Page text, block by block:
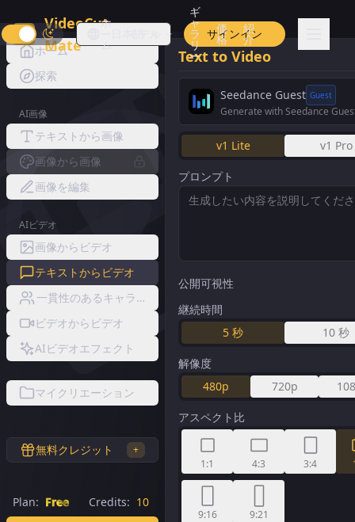
VideoCut
Mate
ホ
ム
ギ
ャ
ラ
リ
ー
価
格
紹
介
サインイン
ホーム
探索
AI画像
テキストから画像
画像から画像
画像を編集
AIビデオ
画像からビデオ
テキストからビデオ
一貫性のあるキャラクタービデオ
ビデオからビデオ
AIビデオエフェクト
マイクリエーション
無料クレジット +
Plan: Free Credits: 10
Text to Video
Seedance Guest Guest
Generate with Seedance
v1 Lite v1 Pro
プロンプト
公開可視性
継続時間
5 秒 10 秒
解像度
480p
720p
アスペクト比
1:1 4:3 3:4
9:16 9:21